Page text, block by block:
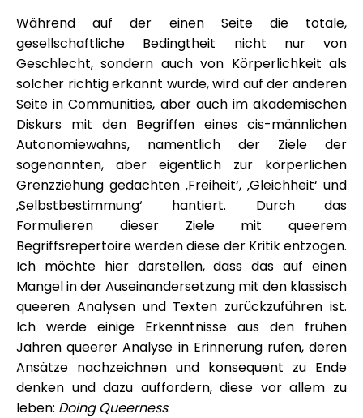
Während auf der einen Seite die totale,
gesellschaftliche Bedingtheit nicht nur von
Geschlecht, sondern auch von Körperlichkeit als
solcher richtig erkannt wurde, wird auf der anderen
Seite in Communities, aber auch im akademischen
Diskurs mit den Begriffen eines cis-männlichen
Autonomiewahns, namentlich der Ziele der
sogenannten, aber eigentlich zur körperlichen
Grenzziehung gedachten ‚Freiheit‘, ‚Gleichheit‘ und
‚Selbstbestimmung‘ hantiert. Durch das
Formulieren dieser Ziele mit queerem
Begriffsrepertoire werden diese der Kritik entzogen.
Ich möchte hier darstellen, dass das auf einen
Mangel in der Auseinandersetzung mit den klassisch
queeren Analysen und Texten zurückzuführen ist.
Ich werde einige Erkenntnisse aus den frühen
Jahren queerer Analyse in Erinnerung rufen, deren
Ansätze nachzeichnen und konsequent zu Ende
denken und dazu auffordern, diese vor allem zu
leben: Doing Queerness.